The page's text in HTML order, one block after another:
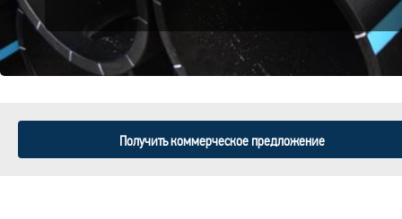
Получить коммерческое предложение